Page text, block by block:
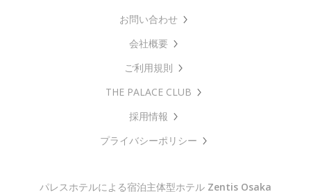
お問い合わせ
会社概要
ご利用規則
THE PALACE CLUB
採用情報
プライバシーポリシー
パレスホテルによる宿泊主体型ホテル Zentis Osaka